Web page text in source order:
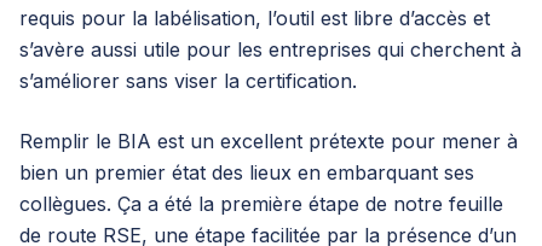
requis pour la labélisation, l’outil est libre d’accès et
s’avère aussi utile pour les entreprises qui cherchent à
s’améliorer sans viser la certification.
Remplir le BIA est un excellent prétexte pour mener à
bien un premier état des lieux en embarquant ses
collègues. Ça a été la première étape de notre feuille
de route RSE, une étape facilitée par la présence d’un